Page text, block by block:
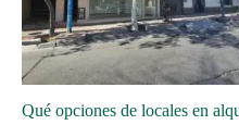
Qué opciones de locales en